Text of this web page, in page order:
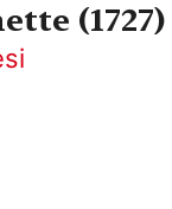
(1727)